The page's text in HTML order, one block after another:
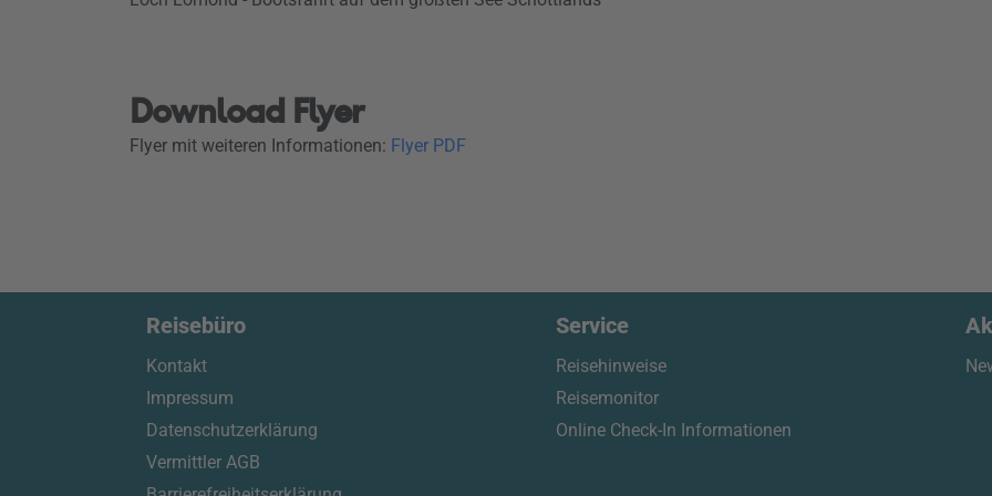
Download Flyer
Flyer mit weiteren Informationen: Flyer PDF
Reisebüro
Kontakt
Impressum
Datenschutzerklärung
Vermittler AGB
Service
Reisehinweise
Reisemonitor
Online Check-In Informationen